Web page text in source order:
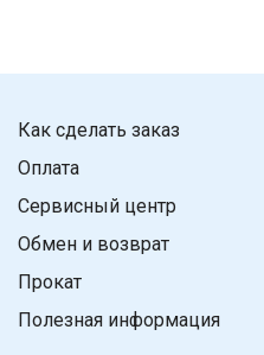
Как сделать заказ
Оплата
Сервисный центр
Обмен и возврат
Прокат
Полезная информация